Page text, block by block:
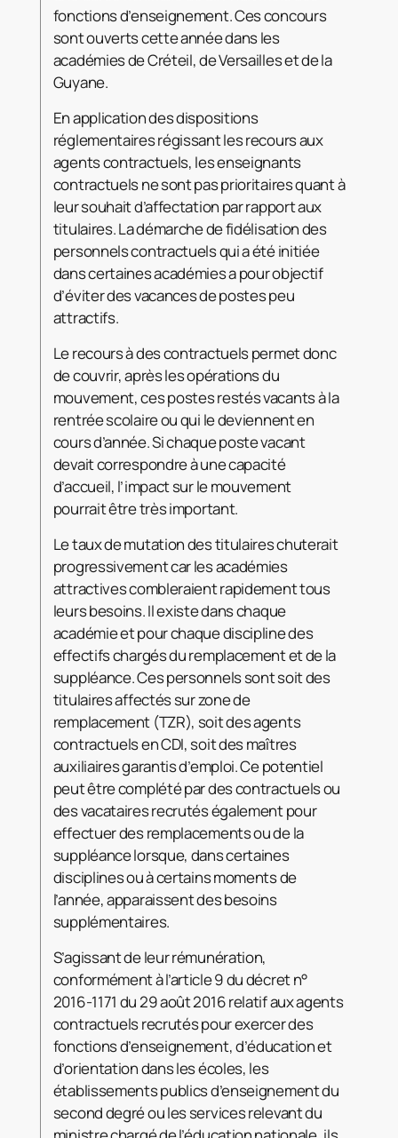
fonctions d’enseignement. Ces concours
sont ouverts cette année dans les
académies de Créteil, de Versailles et de la
Guyane.
En application des dispositions
réglementaires régissant les recours aux
agents contractuels, les enseignants
contractuels ne sont pas prioritaires quant à
leur souhait d’affectation par rapport aux
titulaires. La démarche de fidélisation des
personnels contractuels qui a été initiée
dans certaines académies a pour objectif
d’éviter des vacances de postes peu
attractifs.
Le recours à des contractuels permet donc
de couvrir, après les opérations du
mouvement, ces postes restés vacants à la
rentrée scolaire ou qui le deviennent en
cours d’année. Si chaque poste vacant
devait correspondre à une capacité
d’accueil, l’impact sur le mouvement
pourrait être très important.
Le taux de mutation des titulaires chuterait
progressivement car les académies
attractives combleraient rapidement tous
leurs besoins. Il existe dans chaque
académie et pour chaque discipline des
effectifs chargés du remplacement et de la
suppléance. Ces personnels sont soit des
titulaires affectés sur zone de
remplacement (TZR), soit des agents
contractuels en CDI, soit des maîtres
auxiliaires garantis d’emploi. Ce potentiel
peut être complété par des contractuels ou
des vacataires recrutés également pour
effectuer des remplacements ou de la
suppléance lorsque, dans certaines
disciplines ou à certains moments de
l’année, apparaissent des besoins
supplémentaires.
S’agissant de leur rémunération,
conformément à l’article 9 du décret n°
2016-1171 du 29 août 2016 relatif aux agents
contractuels recrutés pour exercer des
fonctions d’enseignement, d’éducation et
d’orientation dans les écoles, les
établissements publics d’enseignement du
second degré ou les services relevant du